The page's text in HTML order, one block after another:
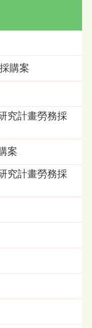
購案
究計畫勞務採
案
究計畫勞務採